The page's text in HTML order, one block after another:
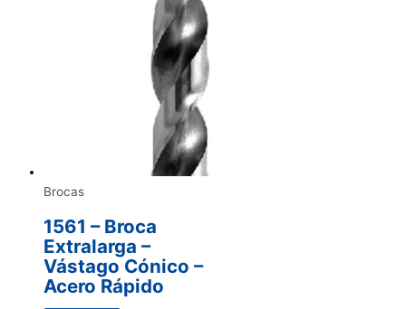
Brocas
1561 – Broca
Extralarga –
Vástago Cónico –
Acero Rápido